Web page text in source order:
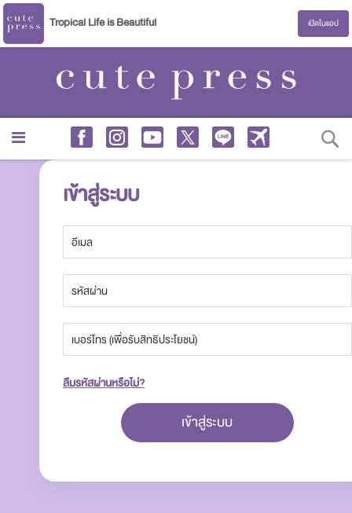
Tropical Life is Beautiful เปิดในแอป
เข้าสู่ระบบ
ลืมรหัสผ่านหรือไม่?
เข้าสู่ระบบ